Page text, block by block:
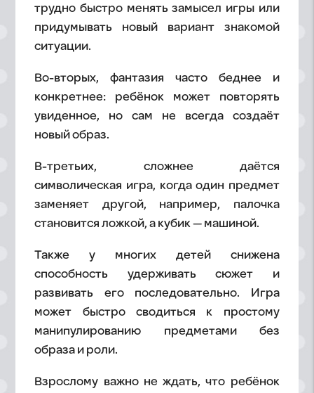
трудно быстро менять замысел игры или
придумывать новый вариант знакомой
ситуации.
Во-вторых, фантазия часто беднее и
конкретнее: ребёнок может повторять
увиденное, но сам не всегда создаёт
новый образ.
В-третьих, сложнее даётся
символическая игра, когда один предмет
заменяет другой, например, палочка
становится ложкой, а кубик — машиной.
Также у многих детей снижена
способность удерживать сюжет и
развивать его последовательно. Игра
может быстро сводиться к простому
манипулированию предметами без
образа и роли.
Взрослому важно не ждать, что ребёнок